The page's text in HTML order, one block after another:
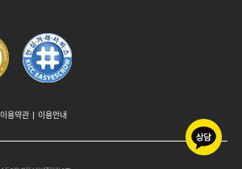
이용약관 이용안내